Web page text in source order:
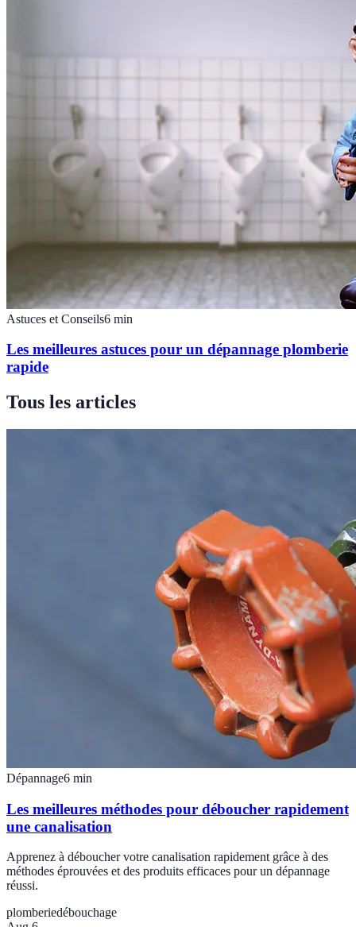
Astuces et Conseils6 min
Les meilleures astuces pour un dépannage plomberie
rapide
Tous les articles
Dépannage6 min
Les meilleures méthodes pour déboucher rapidement
une canalisation
Apprenez à déboucher votre canalisation rapidement grâce à des
méthodes éprouvées et des produits efficaces pour un dépannage
réussi.
plomberiedébouchage